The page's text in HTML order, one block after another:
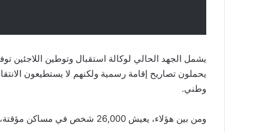
يحملون تصاريح إقامة رسمية ولكنهم لا يستطيعون
وطني.
ومن بين هؤلاء، يعيش 26,000 شخص في مساكن مؤقتة، تشمل صالات رياضية محولة وثكنات عسكرية وخيام.